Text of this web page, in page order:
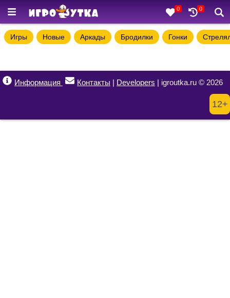
0 0
Игры Новые Аркады Бродилки Гонки
Информация Контакты | Developers | igroutka.ru © 2026
12+